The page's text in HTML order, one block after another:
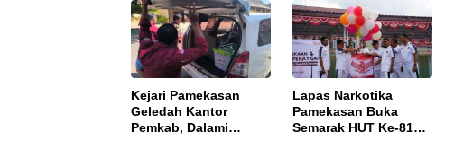
Kejari Pamekasan
Geledah Kantor
Pemkab, Dalami
Lapas Narkotika
Pamekasan Buka
Semarak HUT Ke-81